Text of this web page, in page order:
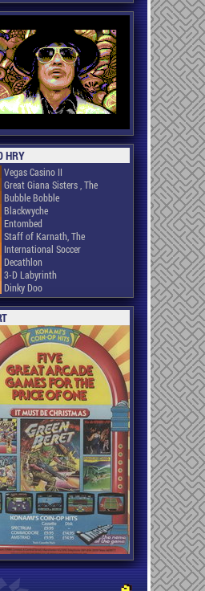
HRY
Vegas Casino II
Great Giana Sisters , The
Bubble Bobble
Blackwyche
Entombed
Staff of Karnath, The
International Soccer
Decathlon
3-D Labyrinth
Dinky Doo